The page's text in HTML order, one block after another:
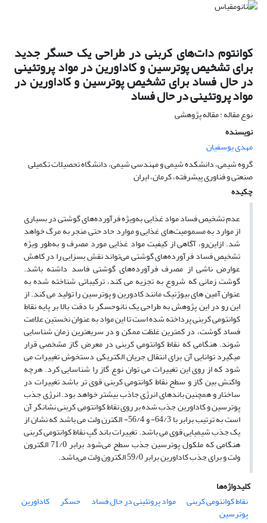
کوانتوم دات‌های کربنی در طراحی یک حسگر جدید
برای تشخیص پوترسین و کاداورین در مواد پروتئینی
در حال فساد برای تشخیص پوترسین و کاداورین در
مواد پروتئینی در حال فساد
نوع مقاله : مقاله پژوهشی
نویسنده
مهدی یوسفیان
گروه شیمی، دانشکده شیمی و مهندسی شیمی، دانشگاه تحصیلات تکمیلی
صنعتی و فناوری پیشرفته، کرمان، ایران
چکیده
عدم تشخیص فساد مواد غذایی به‌ویژه فرآورده‌های گوشتی در بسیاری
از موارد به مسمومیت‌های غذایی و موارد حاد حتی منجر به مرگ خواهد
شد. ازاین‌رو، آگاهی از کیفیت مواد غذایی مورد مصرف و به‌طور ویژه
تشخیص فساد فرآورده‌های گوشتی می‌تواند نقش بسزایی را در کاهش
عوارض ناشی از مصرف فرآورده‌های گوشتی فاسد داشته باشد.
گوشت زمانی که شروع به تجزیه می کند، ترکیباتی شناخته شده به
عنوان آمین های بیوژنیک مانند کادورین و پوترسین را تولید می کند. از
این رو در این پژوهش به طراحی یک نانوحسگر با دقت بالا بر پایه نقاط
کوانتومی کربنی پرداخته شده است تا این مواد به عنوان نخستین علامت
فساد گوشت، در کمترین غلظت ممکن و در سریعترین زمان شناسایی
شوند. هنگامی که نقاط کوانتومی کربنی در معرض گاز مشخصی قرار
میگیرد توانایی آن برای انتقال جریان الکتریکی دستخوش تغییرات می
شود که از روی این تغییرات می ‌توان نوع گاز را شناسایی کرد. هرچه
واکنش بین گاز و سطح نقاط کوانتومی کربنی قوی تر باشد تغییرات در
ساختار و همچنین باندهای انرژی جاذب بیشتر خواهد بود. انرژی جذب
پوترسین و کاداورین جذب شده بر روی نقاط کوانتومی کربنی نشانگر آن
است به ترتیب برابر با 64/3- و 56/4- الکترن ولت می باشد که نشان از
یک جذب شیمیایی قوی می باشد. تغییرات باند گپ نقاط کوانتومی کربنی
هنگامی که ملکول پوترسین جذب سطح می‌شود برابر 71/0 الکترون
ولت و برای جذب کاداورین برابر 59/0 الکترون ولت می‌باشد.
کلیدواژه‌ها
نقاط کوانتومی کربنی
مواد پروتئینی در حال فساد حسگر کاداورین
پوترسین